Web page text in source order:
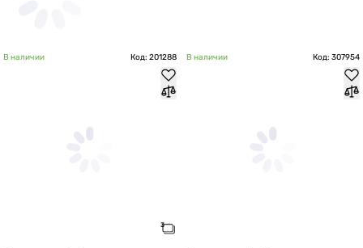
В наличии Код: 201288 В наличии Код: 307954